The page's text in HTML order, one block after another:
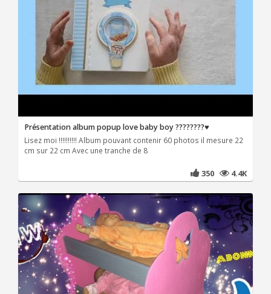
Présentation album popup love baby boy ????????♥️
Lisez moi !!!!!!!!!! Album pouvant contenir 60 photos il mesure 22
cm sur 22 cm Avec une tranche de 8
350 4.4K